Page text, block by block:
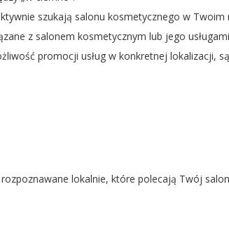
szukają salonu kosmetycznego w
z salonem kosmetycznym lub jego
promocji usług w konkretnej lokalizacji,
lokalnie, które polecają Twój